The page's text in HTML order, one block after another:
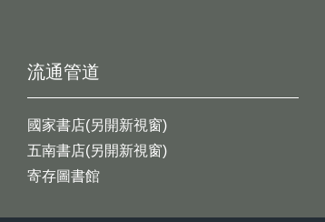
流通管道
國家書店(另開新視窗)
五南書店(另開新視窗)
寄存圖書館